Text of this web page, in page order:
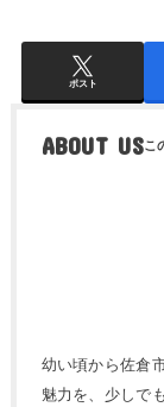
ポスト
ABOUT US
幼い頃から佐倉
魅力を、少しで